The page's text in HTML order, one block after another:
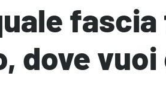
dove vuoi